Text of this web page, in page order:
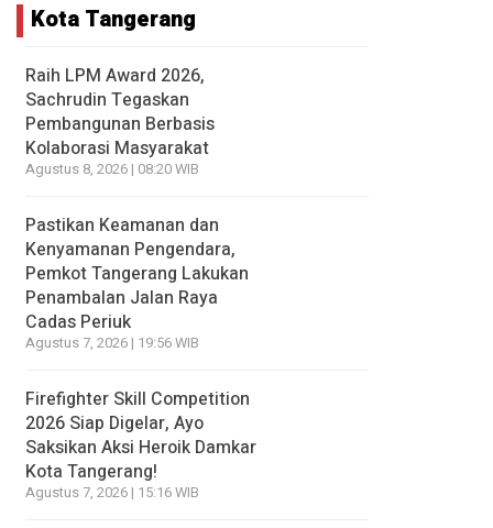
Kota Tangerang
Raih LPM Award 2026,
Sachrudin Tegaskan
Pembangunan Berbasis
Kolaborasi Masyarakat
Agustus 8, 2026 | 08:20 WIB
Pastikan Keamanan dan
Kenyamanan Pengendara,
Pemkot Tangerang Lakukan
Penambalan Jalan Raya
Cadas Periuk
Agustus 7, 2026 | 19:56 WIB
Firefighter Skill Competition
2026 Siap Digelar, Ayo
Saksikan Aksi Heroik Damkar
Kota Tangerang!
Agustus 7, 2026 | 15:16 WIB